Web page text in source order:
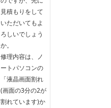
見積もりをして
いただいてもよ
ろしいでしょう
か。
修理内容は、ノ
ートパソコンの
「液晶画面割れ
(画面の3分の2が
割れています)か